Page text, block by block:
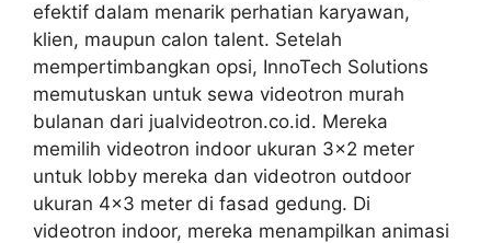
efektif dalam menarik perhatian karyawan,
klien, maupun calon talent. Setelah
mempertimbangkan opsi, InnoTech Solutions
memutuskan untuk sewa videotron murah
bulanan dari jualvideotron.co.id. Mereka
memilih videotron indoor ukuran 3×2 meter
untuk lobby mereka dan videotron outdoor
ukuran 4×3 meter di fasad gedung. Di
videotron indoor, mereka menampilkan animasi